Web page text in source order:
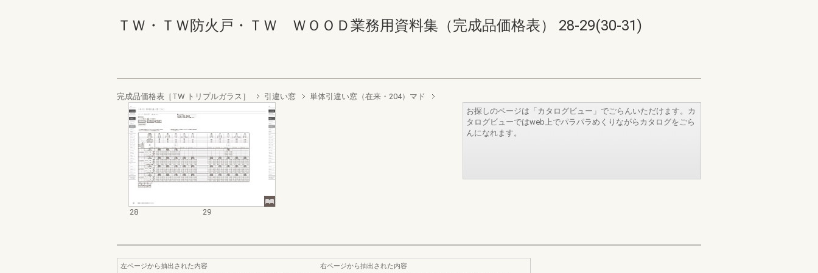
ＴＷ・ＴＷ防火戸・ＴＷ ＷＯＯＤ業務用資料集（完成品価格表） 28-29(30-31)
完成品価格表［TW トリプルガラス］ 引違い窓 単体引違い窓（在来・204）マド
28 29
お探しのページは「カタログビュー」でごらんいただけます。カ
タログビューではweb上でパラパラめくりながらカタログをごら
んになれます。
左ページから抽出された内容
右ページから抽出された内容